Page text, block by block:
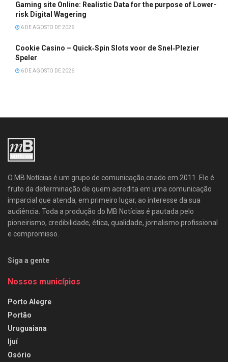
Gaming site Online: Realistic Data for the purpose of Lower-
risk Digital Wagering
6 DE AGOSTO DE 2026
Cookie Casino – Quick‑Spin Slots voor de Snel‑Plezier
Speler
6 DE AGOSTO DE 2026
O MB Notícias é um grupo de comunicação criado em 2011. Ele é
fruto da determinação de quem acredita em uma comunicação
imparcial que atenda, em primeiro lugar, ao interesse da sua
audiência. Toda a produção do MB Notícias é pautada pelo
pioneirismo, credibilidade, ética, qualidade, jornalismo profissional
e compromisso.
Siga a gente
Nossos municípios
Porto Alegre
Portão
Uruguaiana
Ijuí
Osório